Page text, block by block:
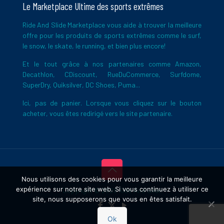
Le Marketplace Ultime des sports extrêmes
Ride And Slide Marketplace vous aide à trouver la meilleure
offre pour les produits de sports extrêmes comme le surf,
le snow, le skate, le running, et bien plus encore!
Et le tout grâce à nos partenaires comme Amazon,
Decathlon, CDiscount, RueDuCommerce, Surfdome,
SuperDry, Quiksilver, DC Shoes, Puma...
Ici, pas de panier. Lorsque vous cliquez sur le bouton
acheter, vous êtes redirigé vers le site partenaire.
Copyright © 2026 Ride And Slide
Nous utilisons des cookies pour vous garantir la meilleure
expérience sur notre site web. Si vous continuez à utiliser ce
site, nous supposerons que vous en êtes satisfait.
Ok